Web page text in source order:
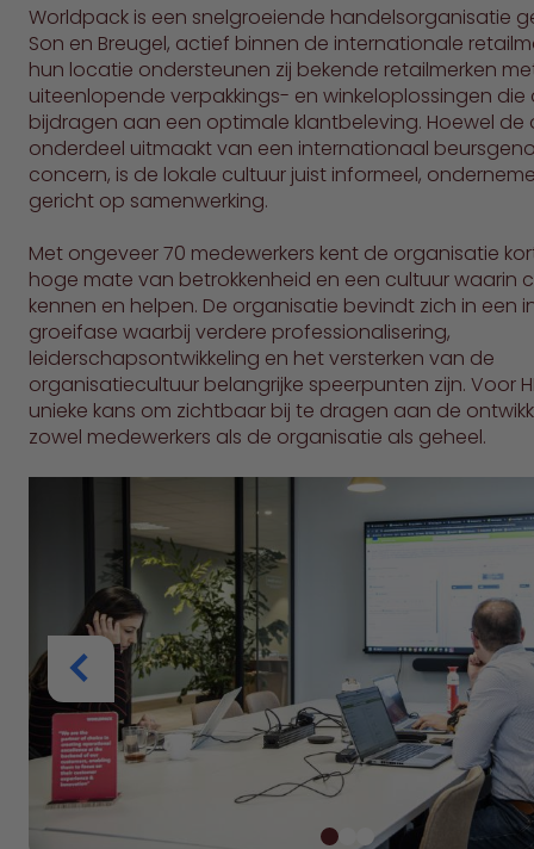
Worldpack is een snelgroeiende handelsorganisatie
Son en Breugel, actief binnen de internationale
hun locatie ondersteunen zij bekende retailmerken
uiteenlopende verpakkings- en winkeloplossingen die
bijdragen aan een optimale klantbeleving. Hoewel de
onderdeel uitmaakt van een internationaal
concern, is de lokale cultuur juist informeel,
gericht op samenwerking.
Met ongeveer 70 medewerkers kent de organisatie
hoge mate van betrokkenheid en een cultuur waarin
kennen en helpen. De organisatie bevindt zich in een
groeifase waarbij verdere professionalisering,
leiderschapsontwikkeling en het versterken van de
organisatiecultuur belangrijke speerpunten zijn. Voor
unieke kans om zichtbaar bij te dragen aan de
zowel medewerkers als de organisatie als geheel.